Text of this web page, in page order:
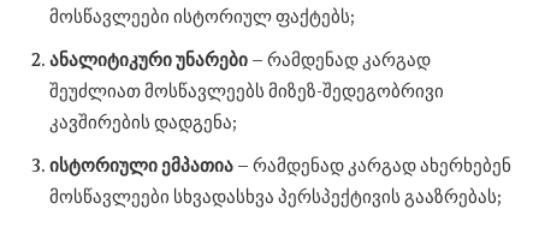
მოსწავლეები ისტორიულ ფაქტებს;
ანალიტიკურიუნარები – რამდენად კარგად
შეუძლიათ მოსწავლეებს მიზეზ-შედეგობრივი
კავშირების დადგენა;
ისტორიულიემპათია – რამდენად კარგად ახერხებენ
მოსწავლეები სხვადასხვა პერსპექტივის გააზრებას;